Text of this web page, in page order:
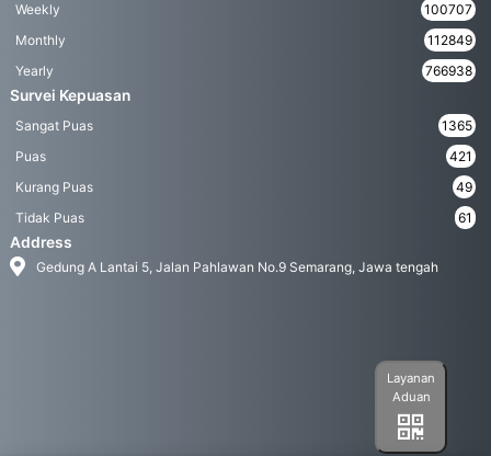
Weekly
100707
Monthly
112849
Yearly
766938
Survei Kepuasan
Sangat Puas
1365
Puas
421
Kurang Puas
49
Tidak Puas
61
Address
Gedung A Lantai 5, Jalan Pahlawan No.9 Semarang, Jawa tengah
Layanan
Aduan